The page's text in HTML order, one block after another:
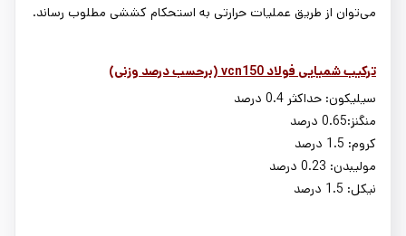
میتوان از طریق عملیات حرارتی به استحکام کششی مطلوب رساند.
ترکیب شمیایی فولادvcn150(برحسب درصد وزنی)
سیلیکون: حداکثر 0.4 درصد
منگنز:0.65 درصد
کروم: 1.5 درصد
مولیبدن: 0.23 درصد
نیکل: 1.5 درصد